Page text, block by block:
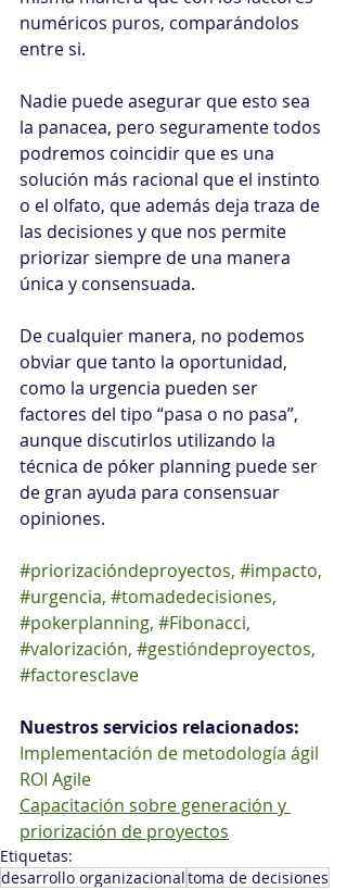
numéricos puros, comparándolos
entre si.
Nadie puede asegurar que esto sea
la panacea, pero seguramente todos
podremos coincidir que es una
solución más racional que el instinto
o el olfato, que además deja traza de
las decisiones y que nos permite
priorizar siempre de una manera
única y consensuada.
De cualquier manera, no podemos
obviar que tanto la oportunidad,
como la urgencia pueden ser
factores del tipo “pasa o no pasa”,
aunque discutirlos utilizando la
técnica de póker planning puede ser
de gran ayuda para consensuar
opiniones.
#priorizacióndeproyectos, #impacto,
#urgencia, #tomadedecisiones,
#pokerplanning, #Fibonacci,
#valorización, #gestióndeproyectos,
#factoresclave
Nuestros servicios relacionados:
Implementación de metodología ágil
ROI Agile
Capacitación sobre generación y
priorización de proyectos
Etiquetas:
desarrollo organizacionaltoma de decisiones